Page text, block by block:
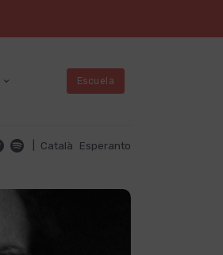
Escuela
Català Esperanto